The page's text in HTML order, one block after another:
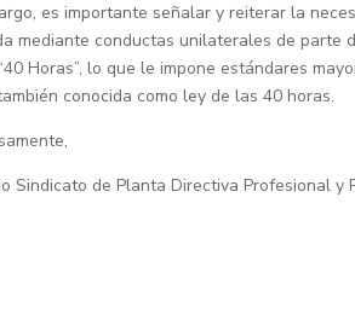
es importante señalar y reiterar la
mediante conductas unilaterales de parte
Horas”, lo que le impone estándares
conocida como ley de las 40 horas.
Sindicato de Planta Directiva Profesional y